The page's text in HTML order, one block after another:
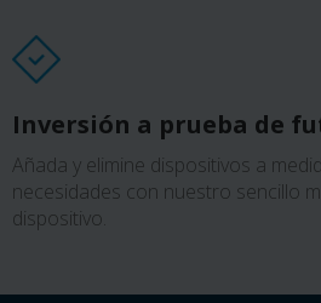
Inversión a prueba de
Añada y elimine dispositivos a
necesidades con nuestro sencillo
dispositivo.